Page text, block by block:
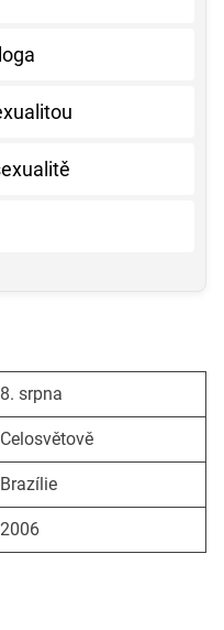
8. srpna
Celosvětově
Brazílie
2006